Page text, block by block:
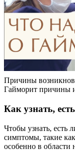
Причины
Гайморит причины
Как узнать,
Чтобы узнать, есть
симптомы, такие
особенно в области